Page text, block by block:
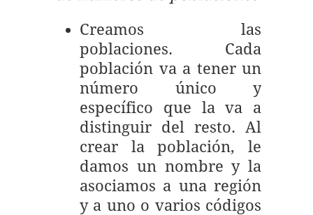
Creamos las
poblaciones. Cada
población va a tener un
número único y
específico que la va a
distinguir del resto. Al
crear la población, le
damos un nombre y la
asociamos a una región
y a uno o varios códigos